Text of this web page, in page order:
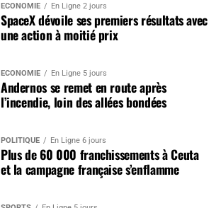
ÉCONOMIE En Ligne 2 jours
SpaceX dévoile ses premiers résultats avec
une action à moitié prix
ÉCONOMIE En Ligne 5 jours
Andernos se remet en route après
l’incendie, loin des allées bondées
POLITIQUE En Ligne 6 jours
Plus de 60 000 franchissements à Ceuta
et la campagne française s’enflamme